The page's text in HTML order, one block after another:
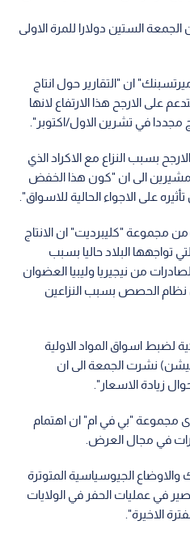
الستين دولارا للمرة الاولى
ان "التقارير حول انتاج
على الارجح هذا الارتفاع لانها
مجددا في تشرين الاول/اكتوبر".
بسبب النزاع مع الاكراد الذي
مشيرين الى ان "كون هذا الخفض
على الاجواء الحالية للاسواق".
"كليبرديت" ان الانتاج
تواجهها البلاد حاليا بسبب
من نيجيريا وليبيا العضوان
نظام الحصص بسبب النزاعين
لضبط اسواق المواد الاولية
نشرت الجمعة الى ان
زيادة الاسعار".
مجموعة "بي في ام" ان اهتمام
في مجال العرض.
الجيوسياسية المتوترة
في عمليات الحفر في الولايات
الاخيرة".